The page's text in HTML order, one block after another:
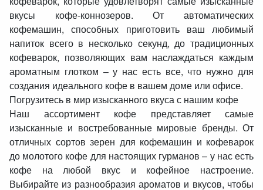
вкусы кофе-коннозеров. От автоматических
кофемашин, способных приготовить ваш любимый
напиток всего в несколько секунд, до традиционных
кофеварок, позволяющих вам наслаждаться каждым
ароматным глотком – у нас есть все, что нужно для
создания идеального кофе в вашем доме или офисе.
Погрузитесь в мир изысканного вкуса с нашим кофе
Наш ассортимент кофе представляет самые
изысканные и востребованные мировые бренды. От
отличных сортов зерен для кофемашин и кофеварок
до молотого кофе для настоящих гурманов – у нас есть
кофе на любой вкус и кофейное настроение.
Выбирайте из разнообразия ароматов и вкусов, чтобы